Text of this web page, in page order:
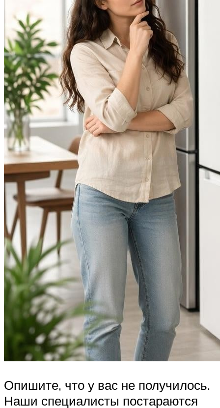
Опишите, что у вас не получилось.
Наши специалисты постараются